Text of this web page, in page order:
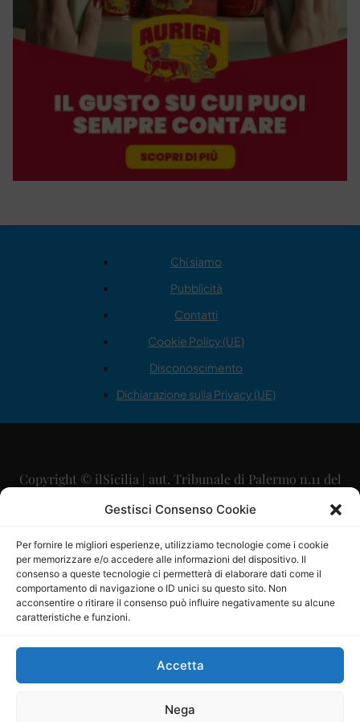
Gestisci Consenso Cookie
Per fornire le migliori esperienze, utilizziamo tecnologie come i cookie
per memorizzare e/o accedere alle informazioni del dispositivo. Il
consenso a queste tecnologie ci permetterà di elaborare dati come il
comportamento di navigazione o ID unici su questo sito. Non
acconsentire o ritirare il consenso può influire negativamente su alcune
caratteristiche e funzioni.
Accetta
Nega
Chi siamo
Pubblicità
Contatti
Cookie Policy (UE)
Disconoscimento
Dichiarazione sulla Privacy (UE)
Copyright © ilSicilia | aut. Tribunale di Palermo n.11 del
29/09/2015
Direttore Editoriale: Maurizio Scaglione
Direttore Responsabile: Maria Calabrese
P.IVA: 06334930820
Mercurio Comunicazione Società Cooperativa a r.l. è
iscritta al Registro degli Operatori di Comunicazione al